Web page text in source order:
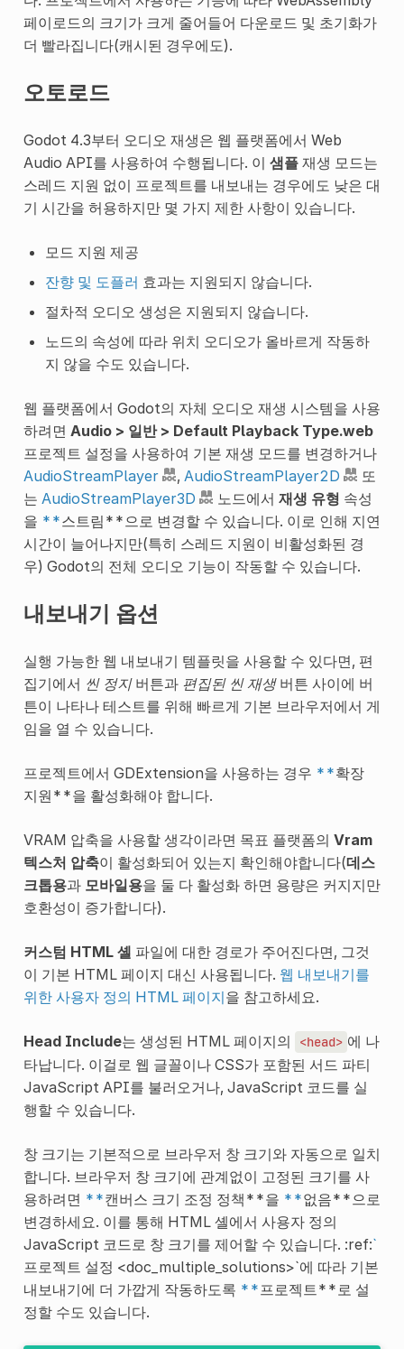
페이로드의 크기가 크게 줄어들어 다운로드 및 초기화가
더 빨라집니다(캐시된 경우에도).
오토로드
Godot 4.3부터 오디오 재생은 웹 플랫폼에서 Web
Audio API를 사용하여 수행됩니다. 이 샘플재생 모드는
스레드 지원 없이 프로젝트를 내보내는 경우에도 낮은 대
기 시간을 허용하지만 몇 가지 제한 사항이 있습니다.
모드 지원 제공
잔향 및 도플러 효과는 지원되지 않습니다.
절차적 오디오 생성은 지원되지 않습니다.
노드의 속성에 따라 위치 오디오가 올바르게 작동하
지 않을 수도 있습니다.
웹 플랫폼에서 Godot의 자체 오디오 재생 시스템을 사용
하려면 Audio > 일반 > Default Playback Type.web
프로젝트 설정을 사용하여 기본 재생 모드를 변경하거나
AudioStreamPlayer
, AudioStreamPlayer2D
또
는 AudioStreamPlayer3D 노드에서 재생 유형 속성
을 **스트림**으로 변경할 수 있습니다. 이로 인해 지연
시간이 늘어나지만(특히 스레드 지원이 비활성화된 경
우) Godot의 전체 오디오 기능이 작동할 수 있습니다.
내보내기 옵션
실행 가능한 웹 내보내기 템플릿을 사용할 수 있다면, 편
집기에서 씬 정지버튼과 편집된 씬 재생버튼 사이에 버
튼이 나타나 테스트를 위해 빠르게 기본 브라우저에서 게
임을 열 수 있습니다.
프로젝트에서 GDExtension을 사용하는 경우 **확장
지원**을 활성화해야 합니다.
VRAM 압축을 사용할 생각이라면 목표 플랫폼의 Vram
텍스처 압축이 활성화되어 있는지 확인해야합니다(데스
크톱용과 모바일용을 둘 다 활성화 하면 용량은 커지지만
호환성이 증가합니다).
커스텀 HTML 셸 파일에 대한 경로가 주어진다면, 그것
이 기본 HTML 페이지 대신 사용됩니다. 웹 내보내기를
위한 사용자 정의 HTML 페이지을 참고하세요.
Head Include는 생성된 HTML 페이지의 <head> 에 나
타납니다. 이걸로 웹 글꼴이나 CSS가 포함된 서드 파티
JavaScript API를 불러오거나, JavaScript 코드를 실
행할 수 있습니다.
창 크기는 기본적으로 브라우저 창 크기와 자동으로 일치
합니다. 브라우저 창 크기에 관계없이 고정된 크기를 사
용하려면 **캔버스 크기 조정 정책**을 **없음**으로
변경하세요. 이를 통해 HTML 셸에서 사용자 정의
JavaScript 코드로 창 크기를 제어할 수 있습니다. :ref:`
프로젝트 설정 <doc_multiple_solutions>`에 따라 기본
내보내기에 더 가깝게 작동하도록 ** 프로젝트**로 설
정할 수도 있습니다.